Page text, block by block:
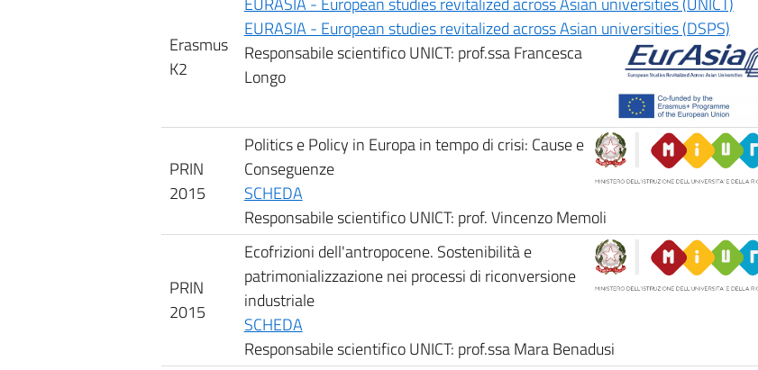
Erasmus
K2
EURASIA - European studies revitalized across Asian universities (DSPS)
Responsabile scientifico UNICT: prof.ssa Francesca
Longo
PRIN
2015
Politics e Policy in Europa in tempo di crisi: Cause e
Conseguenze
SCHEDA
Responsabile scientifico UNICT: prof. Vincenzo Memoli
PRIN
2015
Ecofrizioni dell'antropocene. Sostenibilità e
patrimonializzazione nei processi di riconversione
industriale
SCHEDA
Responsabile scientifico UNICT: prof.ssa Mara Benadusi